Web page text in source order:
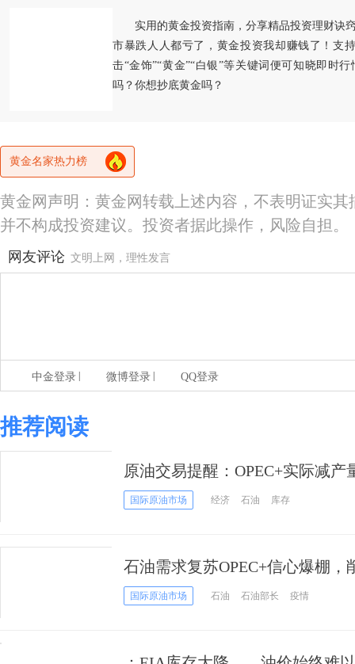
实用的黄金投资指南，分享精品投资理财诀
市暴跌人人都亏了，黄金投资我却赚钱了！支
击“金饰”“黄金”“白银”等关键词便可知晓即时
吗？你想抄底黄金吗？
黄金名家热力榜
黄金网声明：黄金网转载上述内容，不表明证实
并不构成投资建议。投资者据此操作，风险自担。
网友评论 文明上网，理性发言
中金登录 微博登录 QQ登录
推荐阅读
原油交易提醒：OPEC+实际减产
空40关口鏖战已久，警惕美国大
国际原油市场 经济 石油 库存
石油需求复苏OPEC+信心爆棚
油价反弹！
国际原油市场 石油 石油部长 疫情